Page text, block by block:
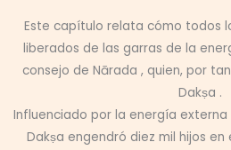
Este capítulo relata cómo todos
liberados de las garras de la
consejo de Nārada , quien, por
Dakṣa .
Influenciado por la energía externa
Dakṣa engendró diez mil hijos